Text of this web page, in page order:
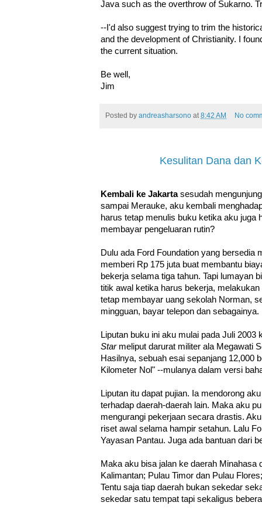
Java such as the overthrow of Sukarno.
--I'd also suggest trying to trim the
and the development of Christianity. I
the current situation.
Be well,
Jim
Posted by andreasharsono at 8:42 AM No
Kesulitan Dana dan
Kembali ke Jakartasesudah
sampai Merauke, aku kembali
harus tetap menulis buku ketika aku juga
membayar pengeluaran rutin?
Dulu ada Ford Foundation yang bersedia
memberi Rp 175 juta buat membantu
bekerja selama tiga tahun. Tapi lumayan
titik awal ketika harus bekerja,
tetap membayar uang sekolah Norman,
mingguan, bayar telepon dan sebagainya.
Liputan buku ini aku mulai pada Juli
Starmeliput darurat militer ala Megawati
Hasilnya, sebuah esai sepanjang 12,000
Kilometer Nol" --mulanya dalam versi
Liputan itu dapat pujian. Ia mendorong
terhadap daerah-daerah lain. Maka aku
mengurangi pekerjaan secara drastis.
riset awal selama hampir setahun. Lalu
Yayasan Pantau. Juga ada bantuan dari
Maka aku bisa jalan ke daerah Minahasa
Kalimantan; Pulau Timor dan Pulau
Tentu saja tiap daerah bukan sekedar
sekedar satu tempat tapi sekaligus